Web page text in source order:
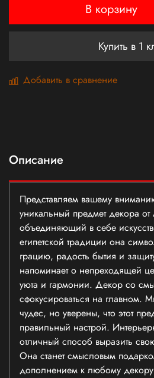
В корзину
Купить в 1
Добавить в сравнение
Описание
Представляем вашему
уникальный предмет декора
объединяющий в себе
египетской традиции она
грацию, радость бытия и
напоминает о непреходящей
уюта и гармонии. Декор со
сфокусироваться на главном.
чудес, но уверены, что этот
правильный настрой.
отличный способ выразить
Она станет смысловым
дополнением к любому